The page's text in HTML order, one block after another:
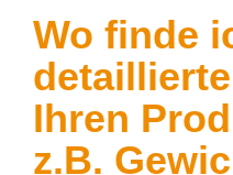
Wo finde
Ihren
z.B.